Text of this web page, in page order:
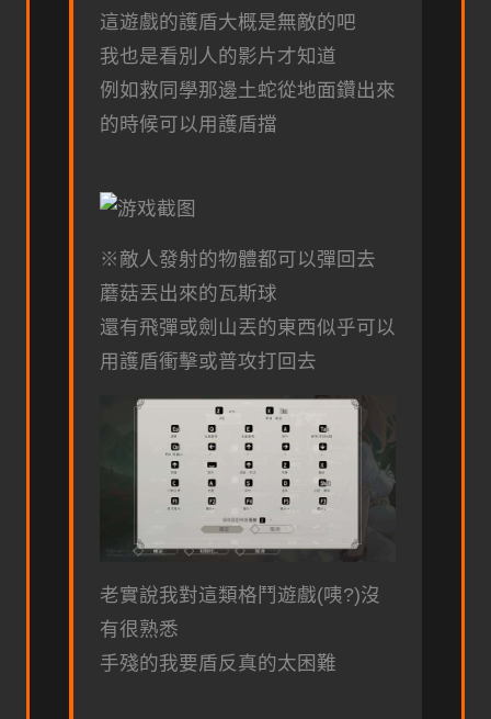
這遊戲的護盾大概是無敵的吧
我也是看別人的影片才知道
例如救同學那邊土蛇從地面鑽出來
的時候可以用護盾擋
※敵人發射的物體都可以彈回去
蘑菇丟出來的瓦斯球
還有飛彈或劍山丟的東西似乎可以
用護盾衝擊或普攻打回去
老實說我對這類格鬥遊戲(咦?)沒
有很熟悉
手殘的我要盾反真的太困難